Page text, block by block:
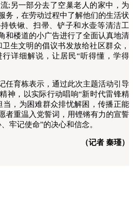
;另一部分去了空巢老人的家中，为
务，在劳动过程中了解他们的生活状
铁锹、扫帚、铲子和水壶等清洁工
和楼道的小广告进行了全面认真地清
生文明的倡议书发放给社区群众，
详细解说，让居民“听得懂，学得
育栋表示，通过此次主题活动引导
神，以实际行动唱响“新时代雷锋精
当，为困难群众排忧解困，传播正能
者重温入党誓词，用铿锵有力的宣誓
牢记使命”的决心和信念。
（记者 秦瑾）